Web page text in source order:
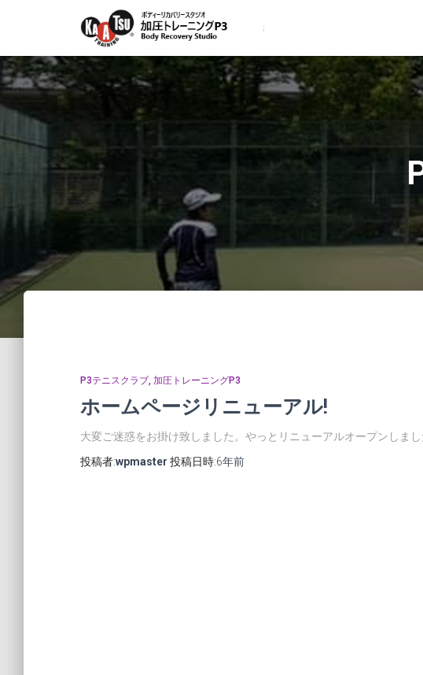
P3テニスクラブ 加圧トレーニングP3
ホームページリニューアル!
大変ご迷惑をお掛け致しました。やっとリニューアルオープンしま
投稿者:wpmaster 投稿日時:6年前